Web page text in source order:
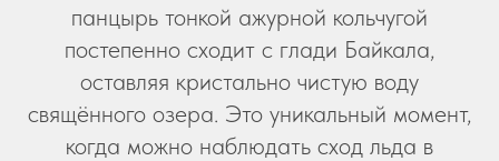
панцырь тонкой ажурной кольчугой
постепенно сходит с глади Байкала,
оставляя кристально чистую воду
свящённого озера. Это уникальный момент,
когда можно наблюдать сход льда в